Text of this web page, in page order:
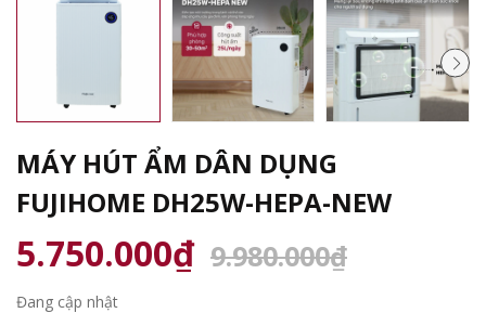
MÁY HÚT ẨM DÂN DỤNG
FUJIHOME DH25W-HEPA-NEW
5.750.000₫ 9.980.000₫
Đang cập nhật